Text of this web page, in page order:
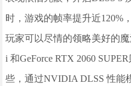
时，游戏的帧率提升近120%
玩家可以尽情的领略美好的魔
i 和GeForce RTX 2060
些，通过NVIDIA DLSS 性能